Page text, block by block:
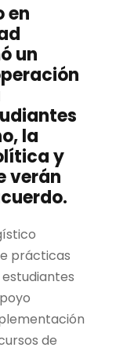
en
un
la
y
verán
prácticas
de